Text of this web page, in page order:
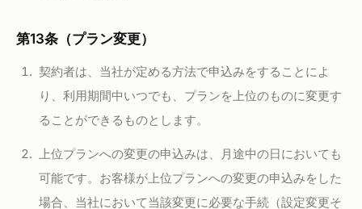
第13条（プラン変更）
契約者は、当社が定める方法で申込みをすることによ
り、利用期間中いつでも、プランを上位のものに変更す
ることができるものとします。
上位プランへの変更の申込みは、月途中の日においても
可能です。お客様が上位プランへの変更の申込みをした
場合、当社において当該変更に必要な手続（設定変更そ